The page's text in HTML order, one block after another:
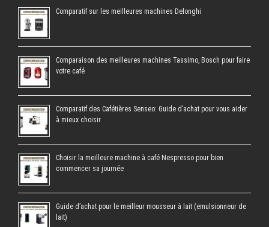
Comparatif sur les meilleures machines Delonghi
Comparaison des meilleures machines Tassimo, Bosch pour faire
votre café
Comparatif des Cafétières Senseo: Guide d’achat pour vous aider
à mieux choisir
Choisir la meilleure machine à café Nespresso pour bien
commencer sa journée
Guide d’achat pour le meilleur mousseur à lait (emulsionneur de
lait)